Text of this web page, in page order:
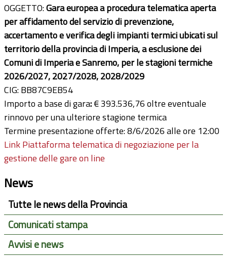
OGGETTO:Gara europea a procedura telematica aperta
per affidamento del servizio di prevenzione,
accertamento e verifica degli impianti termici ubicati sul
territorio della provincia di Imperia, a esclusione dei
Comuni di Imperia e Sanremo, per le stagioni termiche
2026/2027, 2027/2028, 2028/2029
CIG: BB87C9EB54
Importo a base di gara:€ 393.536,76 oltre eventuale
rinnovo per una ulteriore stagione termica
Termine presentazione offerte: 8/6/2026 alle ore 12:00
Link Piattaforma telematica di negoziazione per la
gestione delle gare on line
News
Tutte le news della Provincia
Comunicati stampa
Avvisi e news